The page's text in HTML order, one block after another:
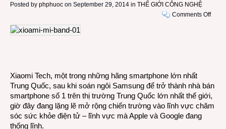
Posted by phphuoc on September 29, 2014 in THẾ GIỚI CÔNG NGHỆ
Comments Offon
bị
thị
Xiaomi Tech, một trong những hãng smartphone lớn nhất
Trung Quốc, sau khi soán ngôi Samsung để trở thành nhà bán
smartphone số 1 trên thị trường Trung Quốc lớn nhất thế giới,
giờ đây đang lặng lẽ mở rộng chiến trường vào lĩnh vực chăm
sóc sức khỏe điện tử – lĩnh vực mà Apple và Google đang
thống lĩnh.